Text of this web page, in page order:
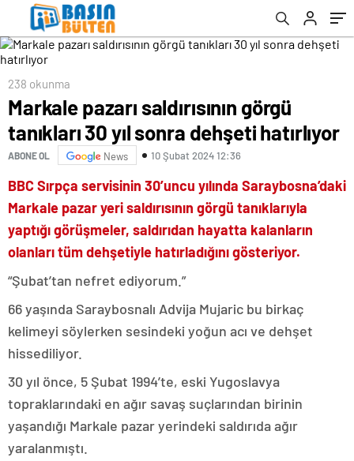
238 okunma
Markale pazarı saldırısının görgü
tanıkları 30 yıl sonra dehşeti hatırlıyor
ABONE OL News 10 Şubat 2024 12:36
BBC Sırpça servisinin 30’uncu yılında Saraybosna’daki
Markale pazar yeri saldırısının görgü tanıklarıyla
yaptığı görüşmeler, saldırıdan hayatta kalanların
olanları tüm dehşetiyle hatırladığını gösteriyor.
“Şubat’tan nefret ediyorum.”
66 yaşında Saraybosnalı Advija Mujaric bu birkaç
kelimeyi söylerken sesindeki yoğun acı ve dehşet
hissediliyor.
30 yıl önce, 5 Şubat 1994’te, eski Yugoslavya
topraklarındaki en ağır savaş suçlarından birinin
yaşandığı Markale pazar yerindeki saldırıda ağır
yaralanmıştı.